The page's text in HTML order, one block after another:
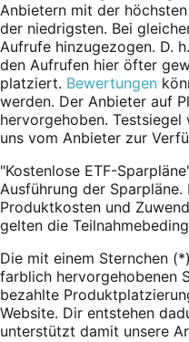
Anbietern mit der
der niedrigsten. Bei
Aufrufe hinzugezogen. D.
den Aufrufen hier öfter
platziert. Bewertungen
werden. Der Anbieter auf
hervorgehoben.
uns vom Anbieter zur
"Kostenlose ETF-
Ausführung der
Produktkosten und
gelten die
Die mit einem Sternchen
farblich hervorgehobenen
bezahlte
Website. Dir entstehen
unterstützt damit unsere